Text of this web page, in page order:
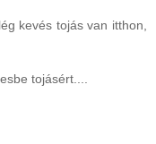
kevés tojás van itthon,
tojásért....